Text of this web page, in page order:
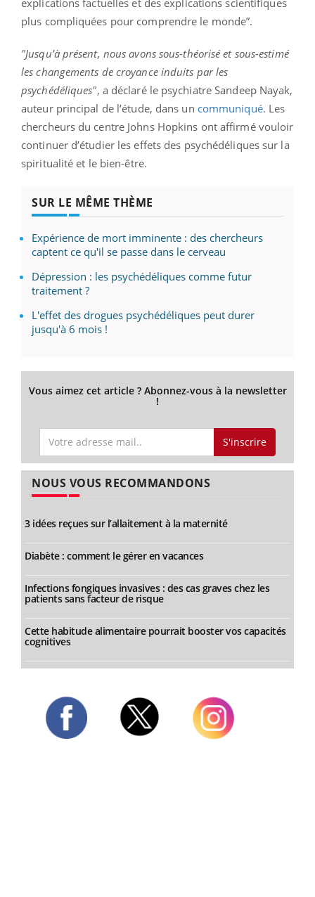
plus compliquées pour comprendre le monde”.
"Jusqu'à présent, nous avons sous-théorisé et sous-estimé
les changements de croyance induits par les
psychédéliques", a déclaré le psychiatre Sandeep Nayak,
auteur principal de l’étude, dans un communiqué. Les
chercheurs du centre Johns Hopkins ont affirmé vouloir
continuer d’étudier les effets des psychédéliques sur la
spiritualité et le bien-être.
SUR LE MÊME THÈME
Expérience de mort imminente : des chercheurs
captent ce qu'il se passe dans le cerveau
Dépression : les psychédéliques comme futur
traitement ?
L'effet des drogues psychédéliques peut durer
jusqu'à 6 mois !
Vous aimez cet article ? Abonnez-vous à la newsletter
!
S'inscrire
NOUS VOUS RECOMMANDONS
3 idées reçues sur l’allaitement à la maternité
Diabète : comment le gérer en vacances
Infections fongiques invasives : des cas graves chez les
patients sans facteur de risque
Cette habitude alimentaire pourrait booster vos capacités
cognitives